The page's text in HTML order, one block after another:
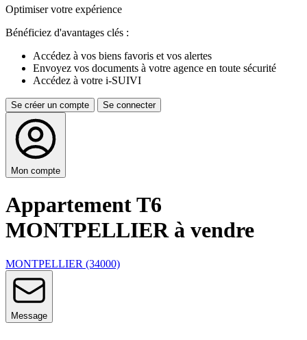
Optimiser votre expérience
Bénéficiez d'avantages clés :
Accédez à vos biens favoris et vos alertes
Envoyez vos documents à votre agence en toute sécurité
Accédez à votre i-SUIVI
Se créer un compte Se connecter
Mon compte
Appartement T6
MONTPELLIER à vendre
MONTPELLIER (34000)
Message